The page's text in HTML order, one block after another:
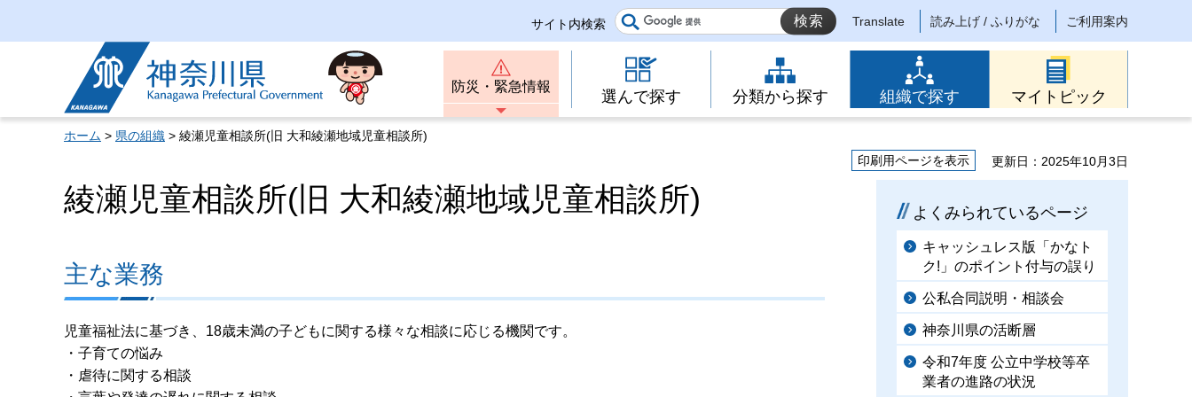
サイト内検索 Translate 読み上げ / ふりがな ご利用案内
神奈川県
防災・緊急情報
選んで探す 分類から探す 組織で探す マイトピック
ホーム > 県の組織 > 綾瀬児童相談所(旧 大和綾瀬地域児童相談所)
印刷用ページを表示
更新日：2025年10月3日
綾瀬児童相談所(旧 大和綾瀬地域児童相談所)
主な業務
児童福祉法に基づき、18歳未満の子どもに関する様々な相談に応じる機関です。
・子育ての悩み
・虐待に関する相談
よくみられているページ
キャッシュレス版「かなト
ク!」のポイント付与の誤り
公私合同説明・相談会
神奈川県の活断層
令和7年度 公立中学校等卒
業者の進路の状況